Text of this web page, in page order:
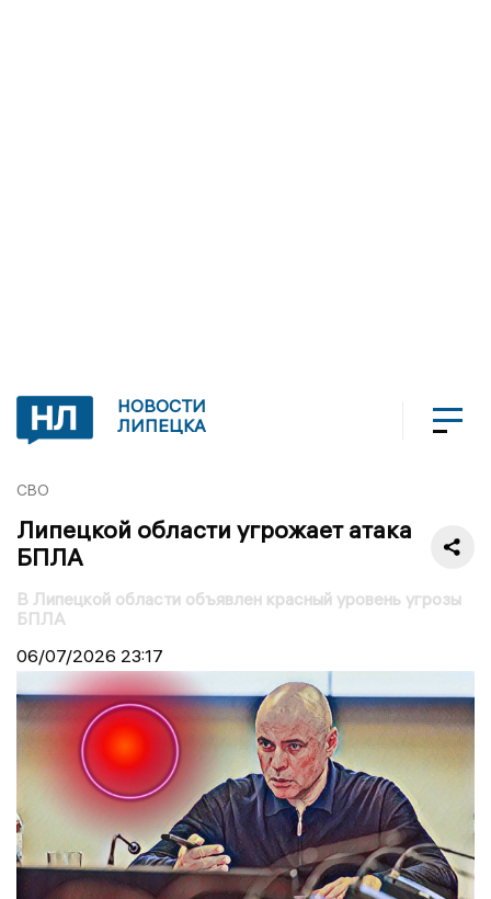
НОВОСТИ
ЛИПЕЦКА
СВО
Липецкой области угрожает атака
БПЛА
В Липецкой области объявлен красный уровень угрозы
БПЛА
06/07/2026 23:17